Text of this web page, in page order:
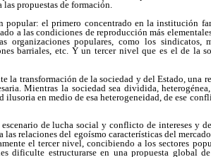
propuestas de formación.
el primero concentrado en la institución
a las condiciones de reproducción más
populares, como los sindicatos,
barriales, etc. Y un tercer nivel que es el de la
la transformación de la sociedad y del Estado, una
Mientras la sociedad sea dividida,
ilusoria en medio de esa heterogeneidad, de ese
de lucha social y conflicto de intereses y
relaciones del egoísmo características del
el tercer nivel, concibiendo a los sectores
dificulte estructurarse en una propuesta global